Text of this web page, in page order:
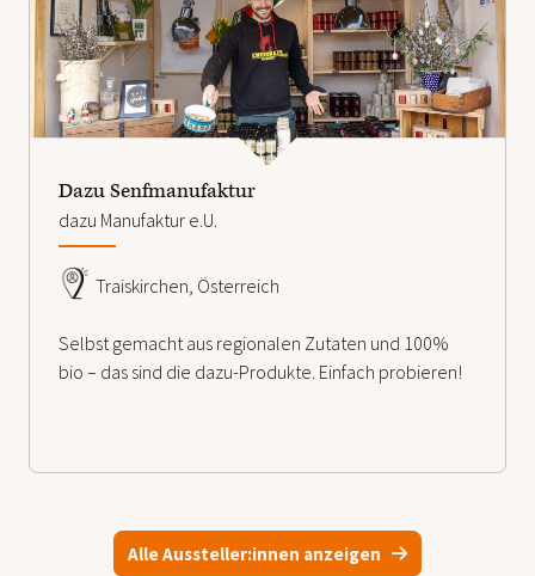
weiterlesen
Dazu Senfmanufaktur
dazu Manufaktur e.U.
Traiskirchen, Österreich
Selbst gemacht aus regionalen Zutaten und 100%
bio – das sind die dazu-Produkte. Einfach probieren!
Alle Aussteller:innen anzeigen